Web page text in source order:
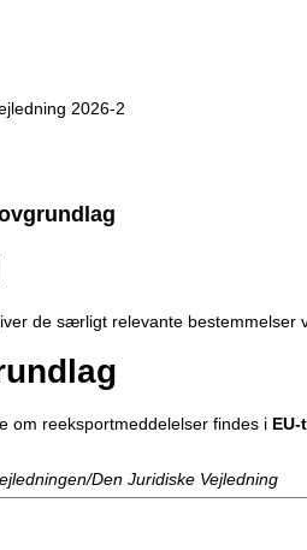
2026-2
de særligt relevante bestemmelser
om reeksportmeddelelser findes i
Den Juridiske Vejledning